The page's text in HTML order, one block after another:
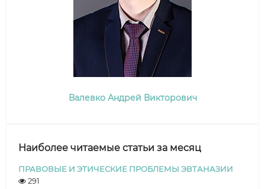
Валевко Андрей Викторович
Наиболее читаемые статьи за месяц
ПРАВОВЫЕ И ЭТИЧЕСКИЕ ПРОБЛЕМЫ ЭВТАНАЗИИ
291